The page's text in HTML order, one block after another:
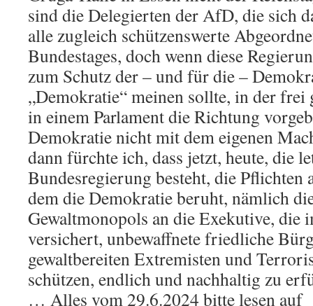
sind die Delegierten der AfD, die sich
alle zugleich schützenswerte
Bundestages, doch wenn diese
zum Schutz der – und für die –
„Demokratie“ meinen sollte, in der frei
in einem Parlament die Richtung
Demokratie nicht mit dem eigenen
dann fürchte ich, dass jetzt, heute, die
Bundesregierung besteht, die Pflichten
dem die Demokratie beruht, nämlich
Gewaltmonopols an die Exekutive, die
versichert, unbewaffnete friedliche
gewaltbereiten Extremisten und
schützen, endlich und nachhaltig zu
… Alles vom 29.6.2024 bitte lesen auf